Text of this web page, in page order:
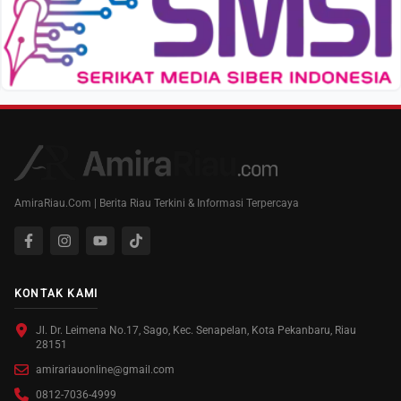
AmiraRiau.Com | Berita Riau Terkini & Informasi Terpercaya
KONTAK KAMI
Jl. Dr. Leimena No.17, Sago, Kec. Senapelan, Kota Pekanbaru, Riau
28151
amirariauonline@gmail.com
0812-7036-4999